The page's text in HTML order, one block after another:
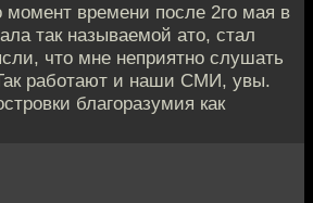
момент времени после 2го мая в
так называемой ато, стал
что мне неприятно слушать
работают и наши СМИ, увы.
благоразумия как